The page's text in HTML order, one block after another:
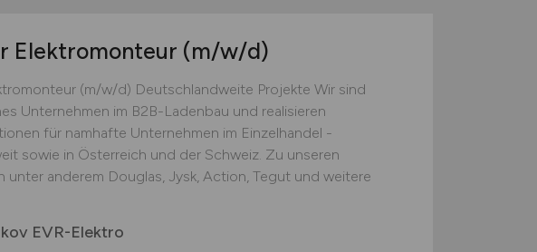
Elektromonteur (m/w/d)
(m/w/d) Deutschlandweite Projekte Wir sind
Unternehmen im B2B-Ladenbau und realisieren
für namhafte Unternehmen im Einzelhandel -
sowie in Österreich und der Schweiz. Zu unseren
unter anderem Douglas, Jysk, Action, Tegut und weitere
EVR-Elektro